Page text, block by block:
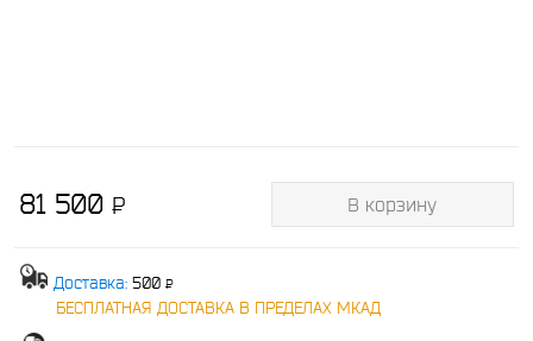
81 500P
- В корзину
Доставка: 500 P
-
БЕСПЛАТНАЯ ДОСТАВКА В ПРЕДЕЛАХ МКАД